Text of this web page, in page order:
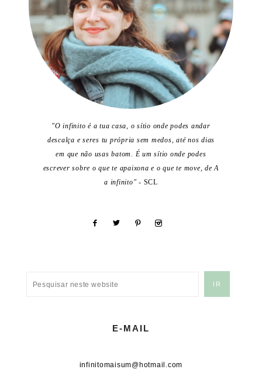
"O infinito é a tua casa, o sítio onde podes andar
descalça e seres tu própria sem medos, até nos dias
em que não usas batom. É um sítio onde podes
escrever sobre o que te apaixona e o que te move, de A
a infinito"- SCL
E-MAIL
infinitomaisum@hotmail.com